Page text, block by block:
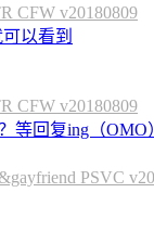
CFW v20180809
以看到
CFW v20180809
等回复ing（OMO
PSVC